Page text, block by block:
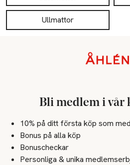
Ullmattor
Bli medlem i vår
10% på ditt första köp som
Bonus på alla köp
Bonuscheckar
Personliga & unika